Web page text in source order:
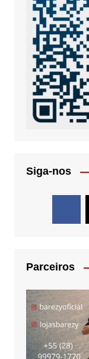
Siga-nos
Parceiros